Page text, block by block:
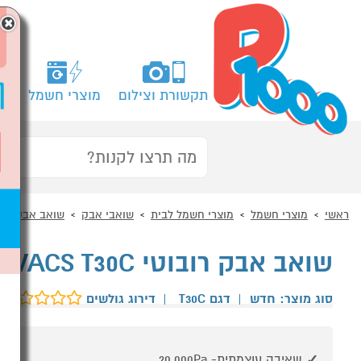
תקשורת וצילום מוצרי חשמל
ראשי מוצרי חשמל מוצרי חשמל לבית שואבי אבק שואב אבק
שואב אבק רובוטי ECOVACS T30C אקווקס לבן
סוג מוצר: חדש | דגם T30C | דירוג גולשים
×